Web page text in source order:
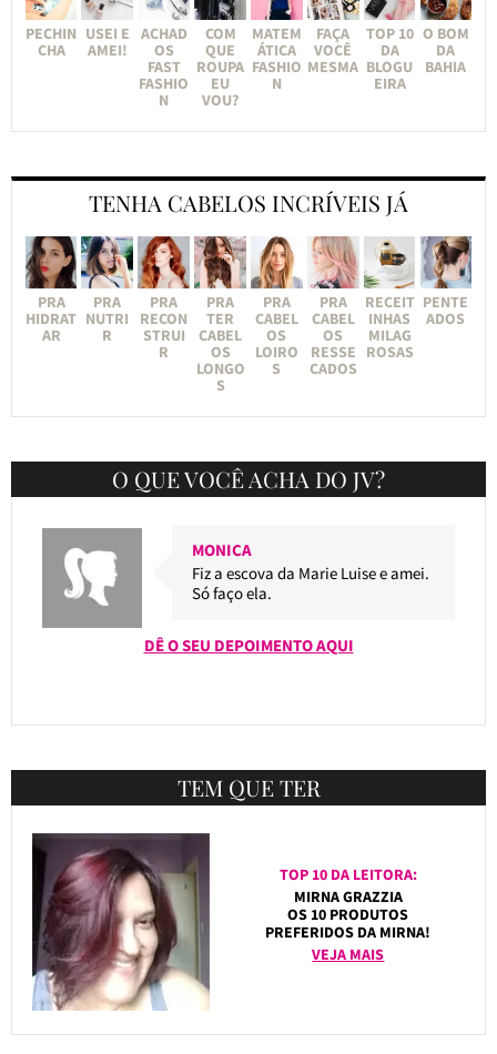
PECHIN
CHA
USEI E
AMEI!
ACHAD
OS
FAST
FASHIO
N
COM
QUE
ROUPA
EU
VOU?
MATEM
ÁTICA
FASHIO
N
FAÇA
VOCÊ
MESMA
TOP 10
DA
BLOGU
EIRA
O BOM
DA
BAHIA
TENHA CABELOS INCRÍVEIS JÁ
PRA
HIDRAT
AR
PRA
NUTRI
R
PRA
RECON
STRUI
R
PRA
TER
CABEL
OS
LONGO
S
PRA
CABEL
OS
LOIRO
S
PRA
CABEL
OS
RESSE
CADOS
RECEIT
INHAS
MILAG
ROSAS
PENTE
ADOS
O QUE VOCÊ ACHA DO JV?
MONICA
Fiz a escova da Marie Luise e amei.
Só faço ela.
DÊ O SEU DEPOIMENTO AQUI
TEM QUE TER
TOP 10 DA LEITORA:
MIRNA GRAZZIA
OS 10 PRODUTOS
PREFERIDOS DA MIRNA!
VEJA MAIS